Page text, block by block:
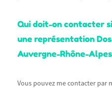
Qui doit-on contacter
une représentation
Auvergne-Rhône-
Vous pouvez me contacter par